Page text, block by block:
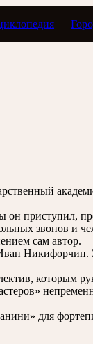
приступил,
звонов и
сам автор.
Иван
которым
для